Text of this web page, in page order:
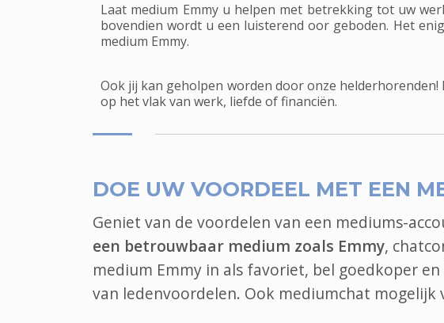
Laat medium Emmy u helpen met betrekking tot uw
bovendien wordt u een luisterend oor geboden. Het
medium Emmy.
Ook jij kan geholpen worden door onze
op het vlak van werk, liefde of financiën.
DOE UW VOORDEEL MET EEN
Geniet van de voordelen van een mediums-
een betrouwbaar medium zoals Emmy,
medium Emmy in als favoriet, bel goedkoper
van ledenvoordelen. Ook mediumchat mogelijk